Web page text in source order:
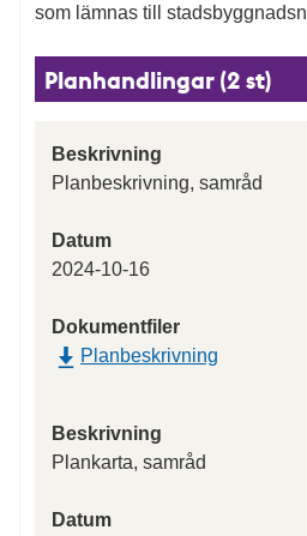
som lämnas till
Planhandlingar (2 st)
Beskrivning
Planbeskrivning, samråd
Datum
2024-10-16
Dokumentfiler
Planbeskrivning
Beskrivning
Plankarta, samråd
Datum